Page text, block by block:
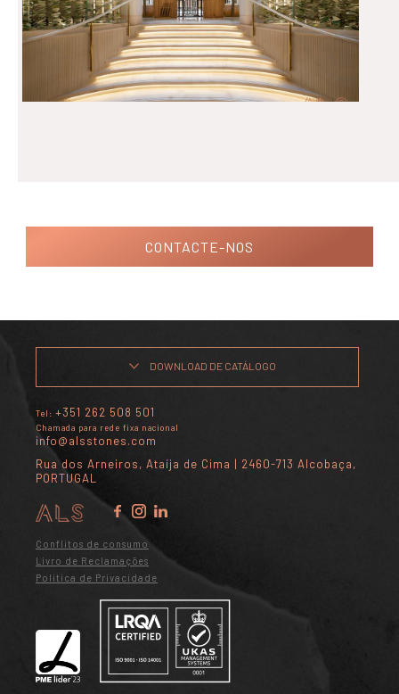
CONTACTE-NOS
DOWNLOAD DE CATÁLOGO
Tel: +351 262 508 501
Chamada para rede fixa nacional
info@alsstones.com
Rua dos Arneiros, Ataíja de Cima | 2460-713 Alcobaça,
PORTUGAL
Conflitos de consumo
Livro de Reclamações
Política de Privacidade